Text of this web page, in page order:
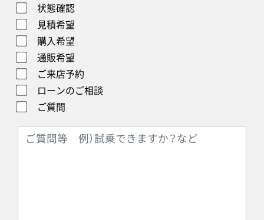
状態確認
見積希望
購入希望
通販希望
ご来店予約
ローンのご相談
ご質問